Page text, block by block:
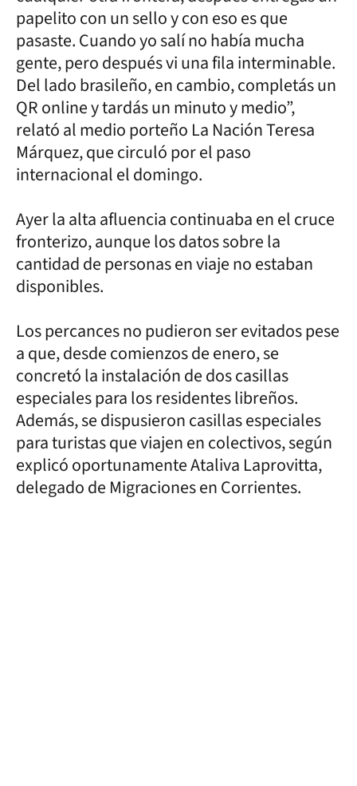
papelito con un sello y con eso es que
pasaste. Cuando yo salí no había mucha
gente, pero después vi una fila interminable.
Del lado brasileño, en cambio, completás un
QR online y tardás un minuto y medio”,
relató al medio porteño La Nación Teresa
Márquez, que circuló por el paso
internacional el domingo.
Ayer la alta afluencia continuaba en el cruce
fronterizo, aunque los datos sobre la
cantidad de personas en viaje no estaban
disponibles.
Los percances no pudieron ser evitados pese
a que, desde comienzos de enero, se
concretó la instalación de dos casillas
especiales para los residentes libreños.
Además, se dispusieron casillas especiales
para turistas que viajen en colectivos, según
explicó oportunamente Ataliva Laprovitta,
delegado de Migraciones en Corrientes.